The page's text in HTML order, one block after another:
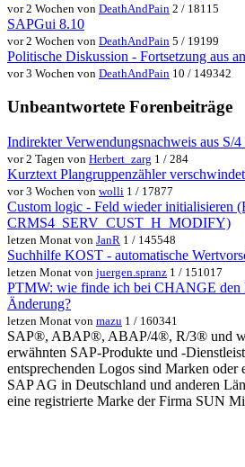
vor 2 Wochen von DeathAndPain 2 / 18115
SAPGui 8.10
vor 2 Wochen von DeathAndPain 5 / 19199
Politische Diskussion - Fortsetzung aus
vor 3 Wochen von DeathAndPain 10 / 149342
Unbeantwortete Forenbeiträge
Indirekter Verwendungsnachweis aus S/
vor 2 Tagen von Herbert_zarg 1 / 284
Kurztext Plangruppenzähler
vor 3 Wochen von wolli 1 / 17877
Custom logic - Feld wieder initialisieren
CRMS4_SERV_CUST_H_MODIFY)
letzen Monat von JanR 1 / 145548
Suchhilfe KOST - automatische
letzen Monat von juergen.spranz 1 / 151017
PTMW: wie finde ich bei CHANGE den
Änderung?
letzen Monat von mazu 1 / 160341
SAP®, ABAP®, ABAP/4®, R/3® und
erwähnten SAP-Produkte und -
entsprechenden Logos sind Marken oder
SAP AG in Deutschland und anderen
eine registrierte Marke der Firma SUN